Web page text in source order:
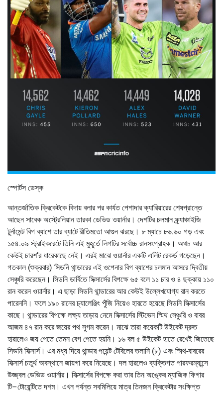
স্পোর্টস ডেস্ক
আন্তর্জাতিক ক্রিকেটকে বিদায় বলার পর কার্যত পেশাদার ক্যারিয়ারের শেষপ্রান্তে
আছেন সাবেক অস্ট্রেলিয়ান তারকা ডেভিড ওয়ার্নার। দেশটির চলমান ফ্র্যাঞ্চাইজি
টুর্নামেন্ট বিগ ব্যাশে তার ব্যাটে রীতিমতো আগুন ঝরছে। ৮ ম্যাচে ৮৬.৬০ গড় এবং
১৫৪.০৯ স্ট্রাইকরেটে তিনি এই মুহূর্তে লিগটির সর্বোচ্চ রানসংগ্রাহক। অথচ আর
কেউই চারশ’র ধারেকাছে নেই। এরই মাঝে ওয়ার্নার একটি এলিট রেকর্ড গড়েছেন।
গতকাল (শুক্রবার) সিডনি থান্ডারের এই ওপেনার বিগ ব্যাশের চলমান আসরে দ্বিতীয়
সেঞ্চুরি করেছেন। সিডনি ডার্বিতে সিক্সার্সের বিপক্ষে ৬৫ বলে ১১ চার ও ৪ ছক্কায় ১১০
রান করেন ওয়ার্নার। এ ছাড়া সিডনি থান্ডারের আর কেউই উল্লেখযোগ্য রান করতে
পারেননি। ফলে ১৯০ রানের চ্যালেঞ্জিং পুঁজি নিয়েও হারতে হয়েছে সিডনি সিক্সার্সের
কাছে। থান্ডারের বিপক্ষে লক্ষ্য তাড়ায় নেমে সিক্সার্সের স্টিভেন স্মিথ সেঞ্চুরি ও বাবর
আজম ৪৭ রান করে জয়ের পথ সুগম করেন। মাঝে তারা কয়েকটি উইকেট দ্রুত
হারালেও জয় পেতে তেমন বেগ পেতে হয়নি। ১৬ বল ৫ উইকেট হাতে রেখেই জিতেছে
সিডনি সিক্সার্স। এর মধ্য দিয়ে থান্ডার পয়েন্ট টেবিলের তলানি (৮) এবং স্মিথ-বাবরের
সিক্সার্স চতুর্থ অবস্থানে জায়গা করে নিয়েছে। দল হারলেও ব্যক্তিগত পারফরম্যান্সে
উজ্জ্বল ডেভিড ওয়ার্নার। সিক্সার্সের বিপক্ষে করা তার তিন অঙ্কের ম্যাজিক ফিগার
টি–টোয়েন্টিতে দশম। এখন পর্যন্ত সবমিলিয়ে মাত্র তিনজন ক্রিকেটার সংক্ষিপ্ত